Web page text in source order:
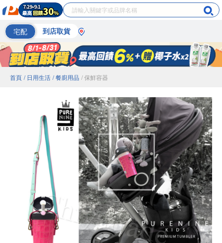
宅配 到店取貨
首頁 / 日用生活 / 餐廚用品 / 保鮮容器